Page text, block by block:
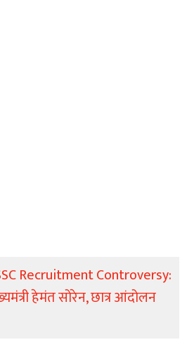
Recruitment Controversy:
हेमंत सोरेन, छात्र आंदोलन